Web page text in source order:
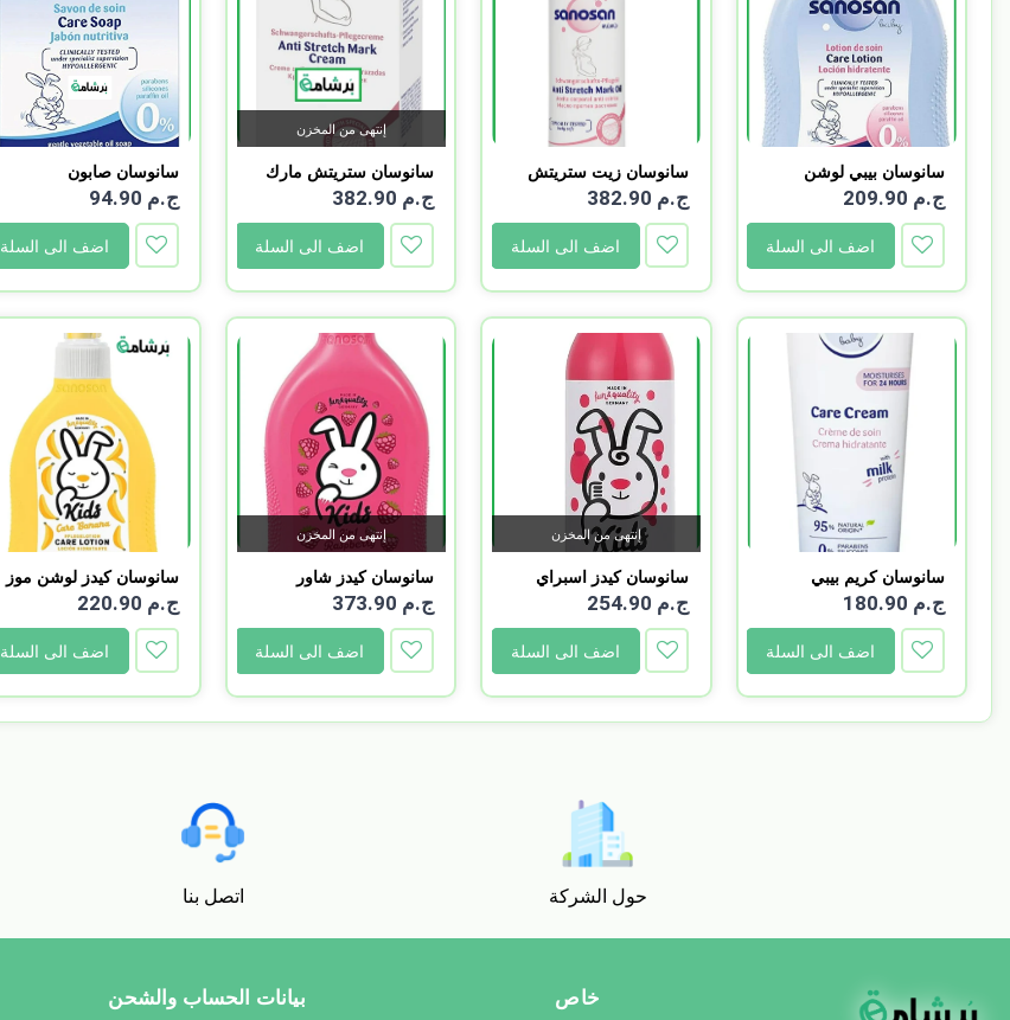
سانوسان بيبي لوشن
للعنا...
ج.م 209.90
اضف الى السلة
سانوسان زيت ستريتش
مارك...
ج.م 382.90
اضف الى السلة
إنتهى من المخزن
سانوسان ستريتش مارك
للأ...
ج.م 382.90
اضف الى السلة
سانوسان صابون
ج.م 94.90
اضف الى السلة
سانوسان كريم بيبي
حمايه...
ج.م 180.90
اضف الى السلة
إنتهى من المخزن
سانوسان كيدز اسبراي
لتش...
ج.م 254.90
اضف الى السلة
إنتهى من المخزن
سانوسان كيدز شاور
وشامب...
ج.م 373.90
اضف الى السلة
سانوسان كيدز لوشن موز
2...
ج.م 220.90
اضف الى السلة
حول الشركة اتصل بنا
خاص بيانات الحساب والشحن